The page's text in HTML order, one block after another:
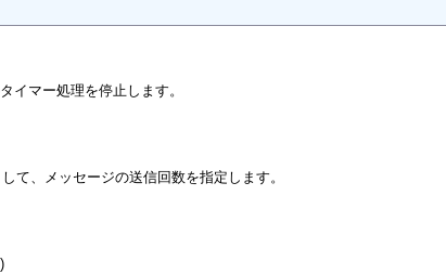
イマー処理を停止します。
て、メッセージの送信回数を指定します。